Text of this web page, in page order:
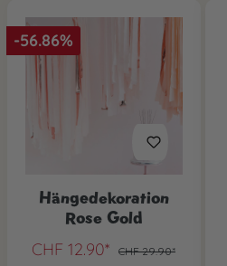
-56.86%
Hängedekoration
Rose Gold
CHF 12.90*
CHF 29.90*